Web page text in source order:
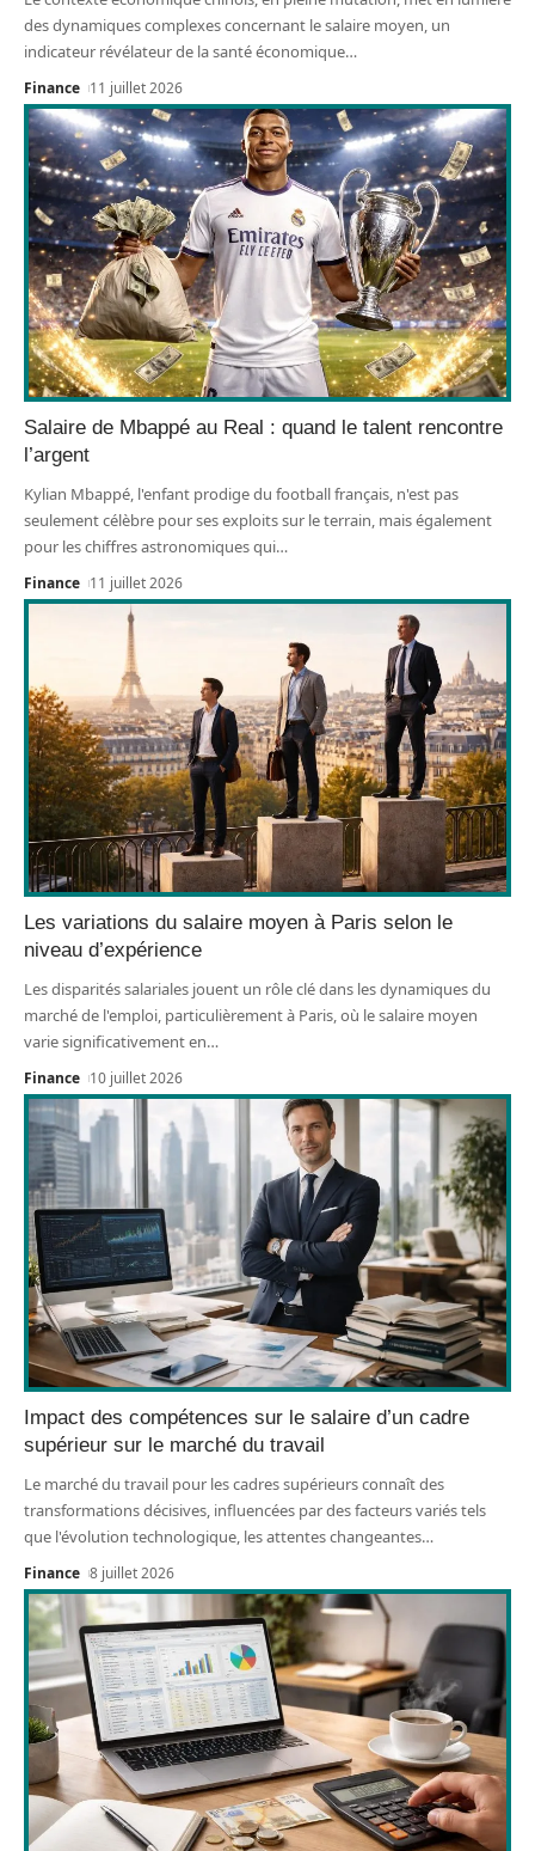
des dynamiques complexes concernant le salaire moyen, un
indicateur révélateur de la santé économique…
Finance 11 juillet 2026
Salaire de Mbappé au Real : quand le talent rencontre
l’argent
Kylian Mbappé, l'enfant prodige du football français, n'est pas
seulement célèbre pour ses exploits sur le terrain, mais également
pour les chiffres astronomiques qui…
Finance 11 juillet 2026
Les variations du salaire moyen à Paris selon le
niveau d’expérience
Les disparités salariales jouent un rôle clé dans les dynamiques du
marché de l'emploi, particulièrement à Paris, où le salaire moyen
varie significativement en…
Finance 10 juillet 2026
Impact des compétences sur le salaire d’un cadre
supérieur sur le marché du travail
Le marché du travail pour les cadres supérieurs connaît des
transformations décisives, influencées par des facteurs variés tels
que l'évolution technologique, les attentes changeantes…
Finance 8 juillet 2026